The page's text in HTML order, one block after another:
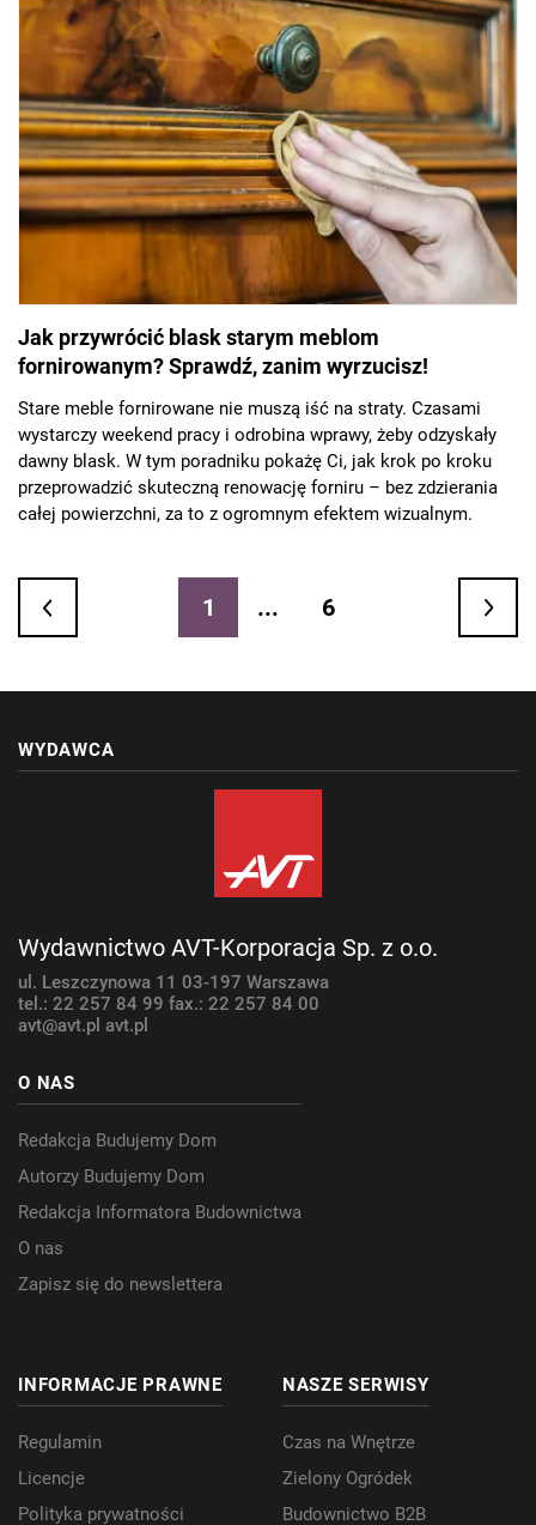
Jak przywrócić blask starym meblom
fornirowanym? Sprawdź, zanim wyrzucisz!
Stare meble fornirowane nie muszą iść na straty. Czasami
wystarczy weekend pracy i odrobina wprawy, żeby odzyskały
dawny blask. W tym poradniku pokażę Ci, jak krok po kroku
przeprowadzić skuteczną renowację forniru – bez zdzierania
całej powierzchni, za to z ogromnym efektem wizualnym.
1 ... 6
WYDAWCA
Wydawnictwo AVT-Korporacja Sp. z o.o.
ul. Leszczynowa 11 03-197 Warszawa
tel.: 22 257 84 99 fax.: 22 257 84 00
avt@avt.pl avt.pl
O NAS
Redakcja Budujemy Dom
Autorzy Budujemy Dom
Redakcja Informatora Budownictwa
O nas
Zapisz się do newslettera
INFORMACJE PRAWNE
Regulamin
Licencje
Polityka prywatności
NASZE SERWISY
Czas na Wnętrze
Zielony Ogródek
Budownictwo B2B